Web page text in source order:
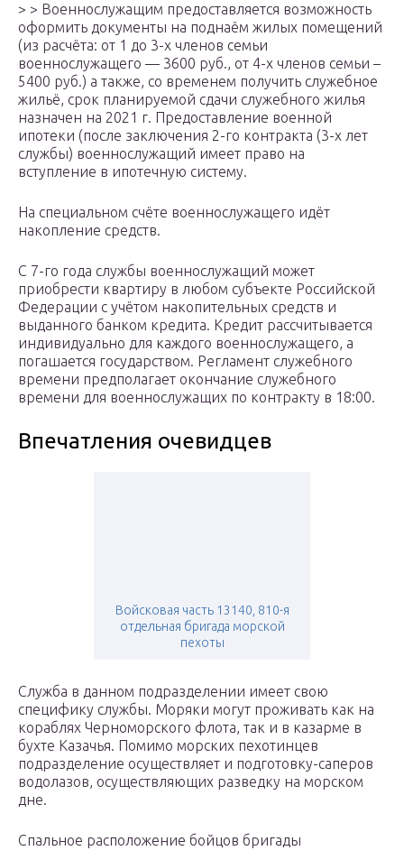
> > Военнослужащим предоставляется возможность
оформить документы на поднаём жилых помещений
(из расчёта: от 1 до 3-х членов семьи
военнослужащего — 3600 руб., от 4-х членов семьи –
5400 руб.) а также, со временем получить служебное
жильё, срок планируемой сдачи служебного жилья
назначен на 2021 г. Предоставление военной
ипотеки (после заключения 2-го контракта (3-х лет
службы) военнослужащий имеет право на
вступление в ипотечную систему.
На специальном счёте военнослужащего идёт
накопление средств.
С 7-го года службы военнослужащий может
приобрести квартиру в любом субъекте Российской
Федерации с учётом накопительных средств и
выданного банком кредита. Кредит рассчитывается
индивидуально для каждого военнослужащего, а
погашается государством. Регламент служебного
времени предполагает окончание служебного
времени для военнослужащих по контракту в 18:00.
Впечатления очевидцев
Войсковая часть 13140, 810-я
отдельная бригада морской
пехоты
Служба в данном подразделении имеет свою
специфику службы. Моряки могут проживать как на
кораблях Черноморского флота, так и в казарме в
бухте Казачья. Помимо морских пехотинцев
подразделение осуществляет и подготовку-саперов
водолазов, осуществляющих разведку на морском
дне.
Спальное расположение бойцов бригады